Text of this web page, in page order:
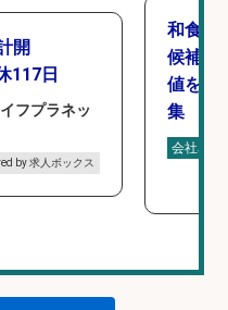
開
117日
フプラネッ
by 求人ボックス
和食,
候補/
値を上
集
会社名